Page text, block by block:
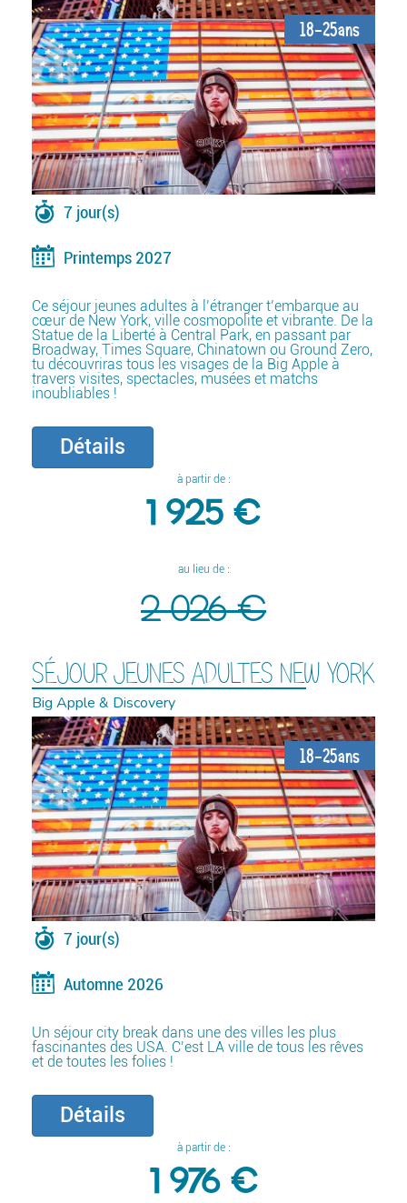
18-25ans
7 jour(s)
Printemps 2027
Ce séjour jeunes adultes à l’étranger t’embarque au
cœur de New York, ville cosmopolite et vibrante. De la
Statue de la Liberté à Central Park, en passant par
Broadway, Times Square, Chinatown ou Ground Zero,
tu découvriras tous les visages de la Big Apple à
travers visites, spectacles, musées et matchs
inoubliables !
Détails
à partir de :
1 925 €
au lieu de :
2 026 €
SÉJOUR JEUNES ADULTES NEW YORK
Big Apple & Discovery
18-25ans
7 jour(s)
Automne 2026
Un séjour city break dans une des villes les plus
fascinantes des USA. C’est LA ville de tous les rêves
et de toutes les folies !
Détails
à partir de :
1 976 €